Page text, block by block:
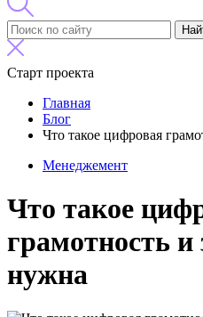
Старт проекта
Главная
Блог
Что такое цифровая
Менеджемент
Что такое
грамотность и
нужна